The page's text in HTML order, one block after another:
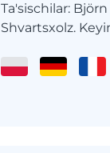
Ta'sischilar:
Shvartsxolz.